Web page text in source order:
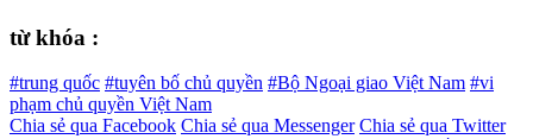
từ khóa :
#trung quốc #tuyên bố chủ quyền #Bộ Ngoại giao Việt Nam #vi
phạm chủ quyền Việt Nam
Chia sẻ qua Facebook Chia sẻ qua Messenger Chia sẻ qua Twitter